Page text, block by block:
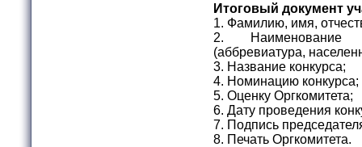
Итоговый документ
1. Фамилию, имя,
2. Наименование
(аббревиатура,
3. Название конкурса;
4. Номинацию конкурса;
5. Оценку Оргкомитета;
6. Дату проведения
7. Подпись
8. Печать Оргкомитета.